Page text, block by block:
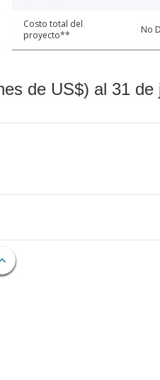
Costo total del
proyecto**
No
de US$) al 31 de